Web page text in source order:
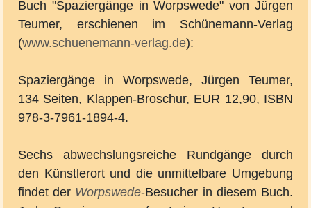
Buch "Spaziergänge in Worpswede" von Jürgen
Teumer, erschienen im Schünemann-Verlag
(www.schuenemann-verlag.de):
Spaziergänge in Worpswede, Jürgen Teumer,
134 Seiten, Klappen-Broschur, EUR 12,90, ISBN
978-3-7961-1894-4.
Sechs abwechslungsreiche Rundgänge durch
den Künstlerort und die unmittelbare Umgebung
findet der Worpswede-Besucher in diesem Buch.